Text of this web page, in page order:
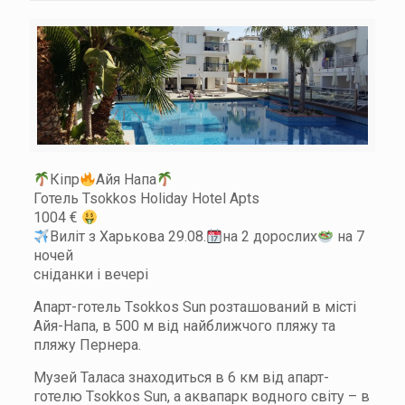
Кіпр
Айя Напа
Готель Tsokkos Holiday Hotel Apts
1004 €
Виліт з Харькова 29.08.
на 2 дорослих
на 7
ночей
сніданки і вечері
Апарт-готель Tsokkos Sun розташований в місті
Айя-Напа, в 500 м від найближчого пляжу та
пляжу Пернера.
Музей Таласа знаходиться в 6 км від апарт-
готелю Tsokkos Sun, а аквапарк водного світу – в